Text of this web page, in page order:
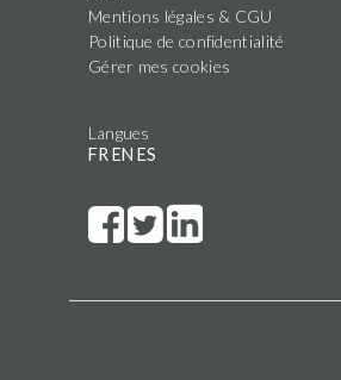
Mentions légales & CGU
Politique de confidentialité
Gérer mes cookies
Langues
FR EN ES